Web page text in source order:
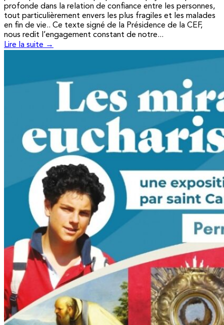
profonde dans la relation de confiance entre les personnes,
tout particulièrement envers les plus fragiles et les malades
en fin de vie.. Ce texte signé de la Présidence de la CEF,
nous redit l’engagement constant de notre...
Lire la suite →